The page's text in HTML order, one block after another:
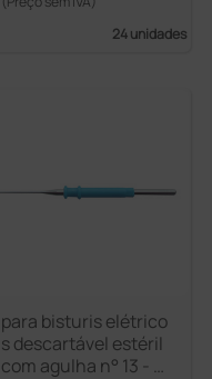
24 unidades
para bisturis elétrico
s descartável estéril
com agulha n° 13 - 7